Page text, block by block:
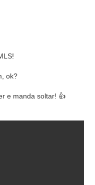
ok?
e manda soltar! 👍